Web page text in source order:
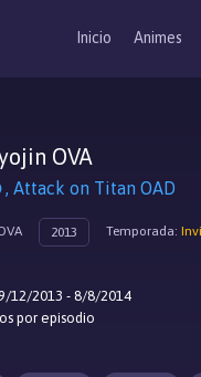
Inicio Animes
OVA
Attack on Titan OAD
2013 Temporada:
12/2013 - 8/8/2014
por episodio